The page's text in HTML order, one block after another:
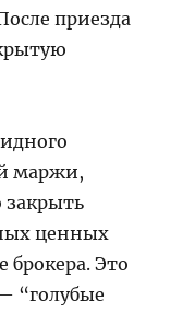
приезда
маржи,
закрыть
ценных
брокера. Это
“голубые